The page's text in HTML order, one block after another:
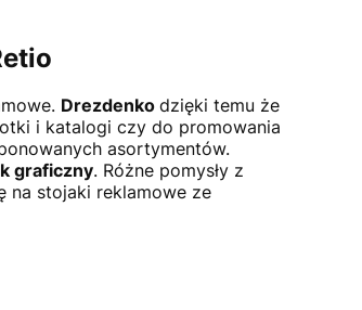
Drezdenko dzięki temu że
i katalogi czy do promowania
asortymentów.
graficzny. Różne pomysły z
na stojaki reklamowe ze